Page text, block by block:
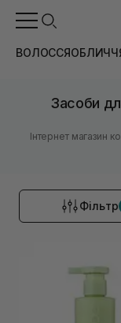
ВОЛОССЯ
Засоби
Інтернет магазин
Фільтр